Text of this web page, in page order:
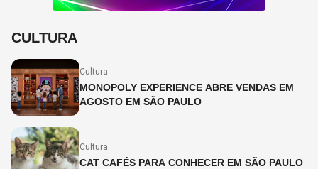
CULTURA
Cultura
MONOPOLY EXPERIENCE ABRE VENDAS EM
AGOSTO EM SÃO PAULO
Cultura
CAT CAFÉS PARA CONHECER EM SÃO PAULO